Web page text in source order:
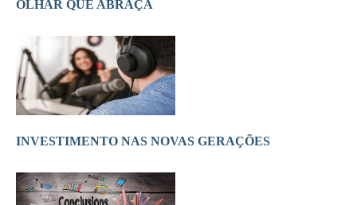
OLHAR QUE ABRAÇA
INVESTIMENTO NAS NOVAS GERAÇÕES